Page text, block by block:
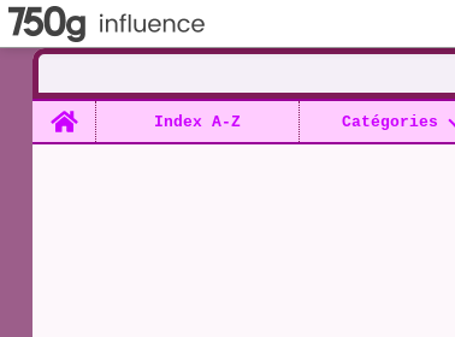
Home
Index A-Z Catégories